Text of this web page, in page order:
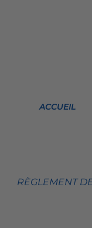
ACCUEIL
RÈGLEMENT